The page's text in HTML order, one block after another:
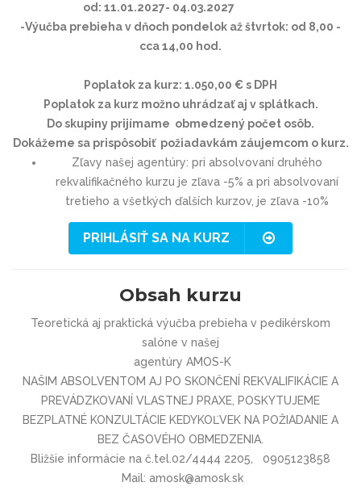
od: 11.01.2027- 04.03.2027
-Výučba prebieha v dňoch pondelok až štvrtok: od 8,00 -
cca 14,00 hod.
Poplatok za kurz: 1.050,00 € s DPH
Poplatok za kurz možno uhrádzať aj v splátkach.
Do skupiny prijímame obmedzený počet osôb.
Dokážeme sa prispôsobiť požiadavkám záujemcom o kurz.
Zľavy našej agentúry: pri absolvovaní druhého
rekvalifikačného kurzu je zľava -5% a pri absolvovaní
tretieho a všetkých ďalších kurzov, je zľava -10%
PRIHLÁSIŤ SA NA KURZ
Obsah kurzu
Teoretická aj praktická výučba prebieha v pedikérskom
salóne v našej
agentúry AMOS-K
NAŠIM ABSOLVENTOM AJ PO SKONČENÍ REKVALIFIKÁCIE A
PREVÁDZKOVANÍ VLASTNEJ PRAXE, POSKYTUJEME
BEZPLATNÉ KONZULTÁCIE KEDYKOĽVEK NA POŽIADANIE A
BEZ ČASOVÉHO OBMEDZENIA.
Bližšie informácie na č.tel.02/4444 2205, 0905123858
Mail: amosk@amosk.sk